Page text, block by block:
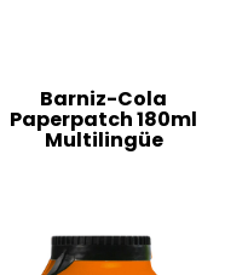
Barniz-Cola
Paperpatch 180ml
Multilingüe